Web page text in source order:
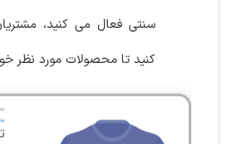
سنتی فعال می کنید،
کنید تا محصولات مورد نظر